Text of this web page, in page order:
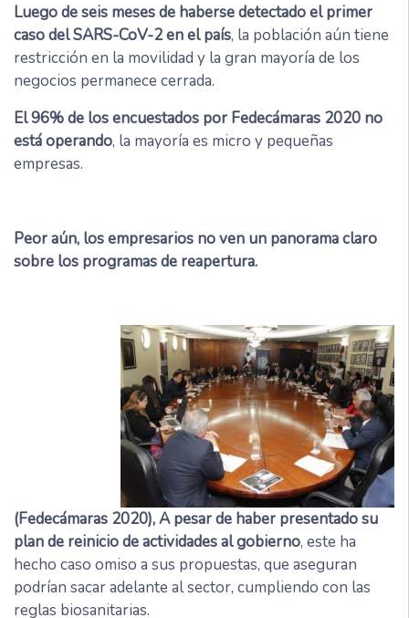
Luego de seis meses de haberse detectado el primer
caso del SARS-CoV-2 en el país, la población aún tiene
restricción en la movilidad y la gran mayoría de los
negocios permanece cerrada.
El 96% de los encuestados por Fedecámaras 2020 no
está operando, la mayoría es micro y pequeñas
empresas.
Peor aún, los empresarios no ven un panorama claro
sobre los programas de reapertura.
(Fedecámaras 2020), A pesar de haber presentado su
plan de reinicio de actividades al gobierno, este ha
hecho caso omiso a sus propuestas, que aseguran
podrían sacar adelante al sector, cumpliendo con las
reglas biosanitarias.